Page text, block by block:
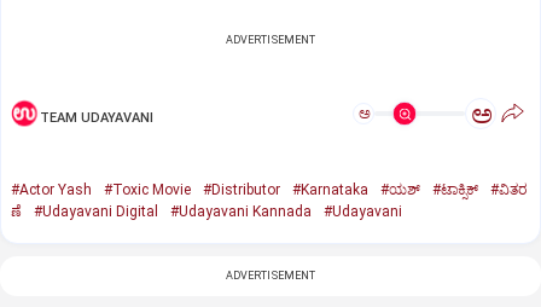
ADVERTISEMENT
TEAM UDAYAVANI ಅ ಅ
#Actor Yash #Toxic Movie #Distributor #Karnataka #ಯಶ್‌ #ಟಾಕ್ಸಿಕ್‌
#ವಿತರ
ಣೆ
#Udayavani Digital #Udayavani Kannada #Udayavani
ADVERTISEMENT